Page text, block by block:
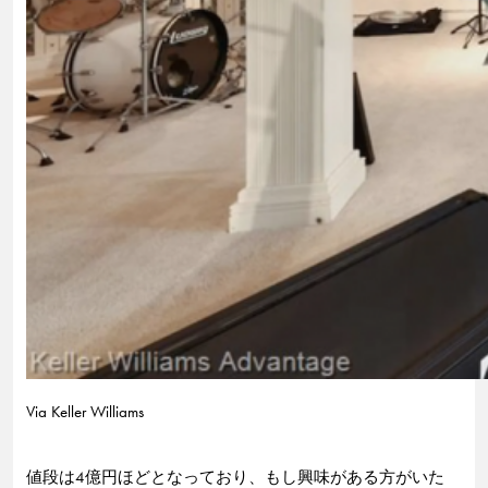
Via Keller Williams
値段は4億円ほどとなっており、もし興味がある方がいた